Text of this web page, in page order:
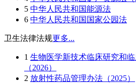
5 中华人民共和国能源法
6 中华人民共和国国家公园法
卫生法律法规更多...
1 生物医学新技术临床研究和
（2026）
2 放射性药品管理办法（2025）